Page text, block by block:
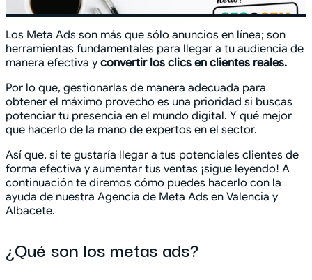
Los Meta Ads son más que sólo anuncios en línea; son
herramientas fundamentales para llegar a tu audiencia de
manera efectiva y convertir los clics en clientes reales.
Por lo que, gestionarlas de manera adecuada para
obtener el máximo provecho es una prioridad si buscas
potenciar tu presencia en el mundo digital. Y qué mejor
que hacerlo de la mano de expertos en el sector.
Así que, si te gustaría llegar a tus potenciales clientes de
forma efectiva y aumentar tus ventas ¡sigue leyendo! A
continuación te diremos cómo puedes hacerlo con la
ayuda de nuestra Agencia de Meta Ads en Valencia y
Albacete.
¿Qué son los metas ads?